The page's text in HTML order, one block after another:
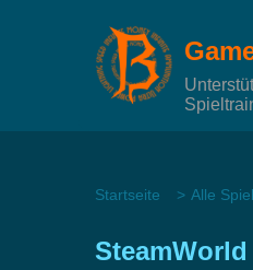
Startseite Alle